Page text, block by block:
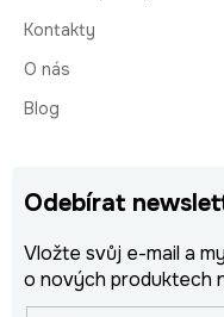
Kontakty
O nás
Blog
Odebírat
Vložte svůj e-mail a
o nových produktech